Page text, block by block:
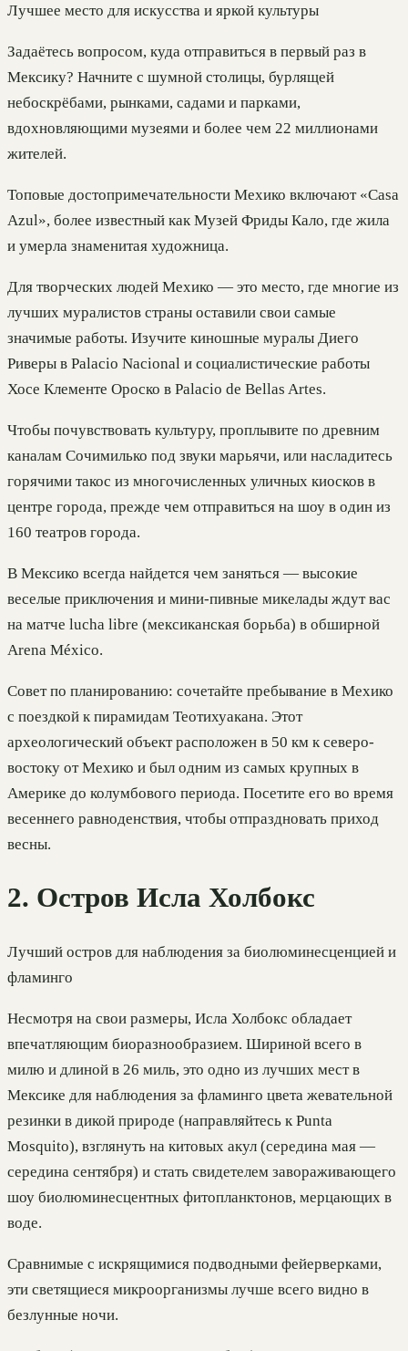
Лучшее место для искусства и яркой культуры
Задаётесь вопросом, куда отправиться в первый раз в
Мексику? Начните с шумной столицы, бурлящей
небоскрёбами, рынками, садами и парками,
вдохновляющими музеями и более чем 22 миллионами
жителей.
Топовые достопримечательности Мехико включают «Casa
Azul», более известный как Музей Фриды Кало, где жила
и умерла знаменитая художница.
Для творческих людей Мехико — это место, где многие из
лучших муралистов страны оставили свои самые
значимые работы. Изучите киношные муралы Диего
Риверы в Palacio Nacional и социалистические работы
Хосе Клементе Ороско в Palacio de Bellas Artes.
Чтобы почувствовать культуру, проплывите по древним
каналам Сочимилько под звуки марьячи, или насладитесь
горячими такос из многочисленных уличных киосков в
центре города, прежде чем отправиться на шоу в один из
160 театров города.
В Мексико всегда найдется чем заняться — высокие
веселые приключения и мини-пивные микелады ждут вас
на матче lucha libre (мексиканская борьба) в обширной
Arena México.
Совет по планированию: сочетайте пребывание в Мехико
с поездкой к пирамидам Теотихуакана. Этот
археологический объект расположен в 50 км к северо-
востоку от Мехико и был одним из самых крупных в
Америке до колумбового периода. Посетите его во время
весеннего равноденствия, чтобы отпраздновать приход
весны.
2. Остров Исла Холбокс
Лучший остров для наблюдения за биолюминесценцией и
фламинго
Несмотря на свои размеры, Исла Холбокс обладает
впечатляющим биоразнообразием. Шириной всего в
милю и длиной в 26 миль, это одно из лучших мест в
Мексике для наблюдения за фламинго цвета жевательной
резинки в дикой природе (направляйтесь к Punta
Mosquito), взглянуть на китовых акул (середина мая —
середина сентября) и стать свидетелем завораживающего
шоу биолюминесцентных фитопланктонов, мерцающих в
воде.
Сравнимые с искрящимися подводными фейерверками,
эти светящиеся микроорганизмы лучше всего видно в
безлунные ночи.